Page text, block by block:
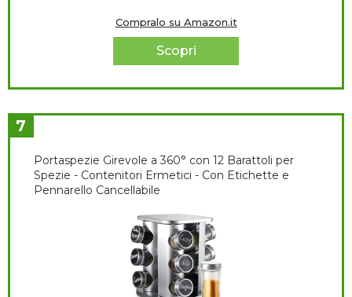
Compralo su Amazon.it
Scopri
7
Portaspezie Girevole a 360° con 12 Barattoli per
Spezie - Contenitori Ermetici - Con Etichette e
Pennarello Cancellabile